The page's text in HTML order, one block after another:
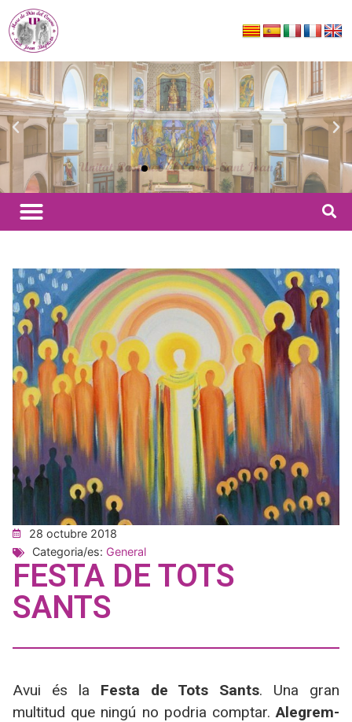
28 octubre 2018
Categoria/es: General
FESTA DE TOTS
SANTS
Avui és la Festa de Tots Sants. Una gran
multitud que ningú no podria comptar.Alegrem-